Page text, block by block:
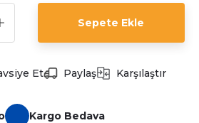
Sepete Ekle
Et Paylaş Karşılaştır
Kargo Bedava